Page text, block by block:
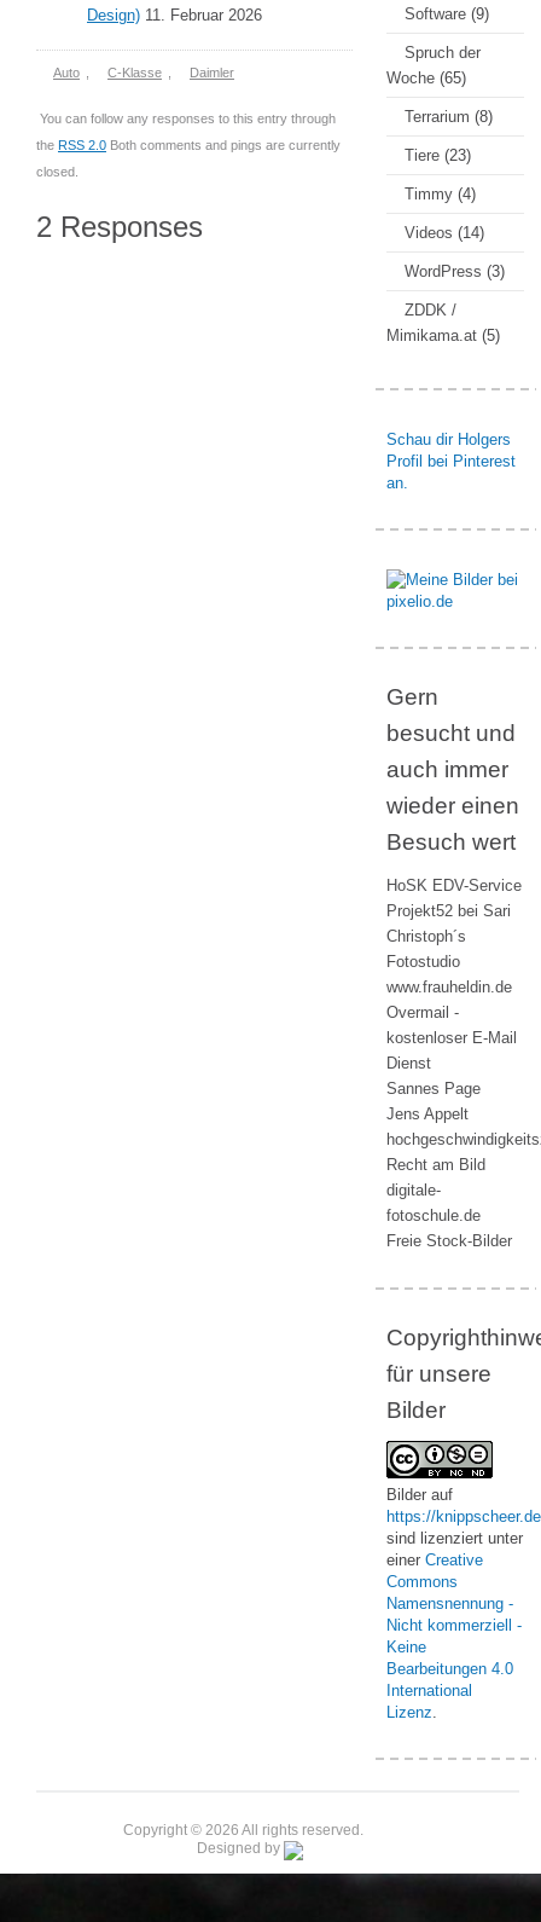
Design) 11. Februar 2026
Auto C-Klasse Daimler
You can follow any responses to this entry through
the RSS 2.0 Both comments and pings are currently
closed.
2 Responses
Software (9)
Spruch der
Woche (65)
Terrarium (8)
Tiere (23)
Timmy (4)
Videos (14)
WordPress (3)
ZDDK /
Mimikama.at (5)
Schau dir Holgers
Profil bei Pinterest
an.
Gern
besucht und
auch immer
wieder einen
Besuch wert
HoSK EDV-Service
Projekt52 bei Sari
Christoph´s
Fotostudio
www.frauheldin.de
Overmail -
kostenloser E-Mail
Dienst
Sannes Page
Jens Appelt
Recht am Bild
digitale-
fotoschule.de
Freie Stock-Bilder
für unsere
Bilder
Bilder auf
https://knippscheer.de
sind lizenziert unter
einer Creative
Commons
Namensnennung -
Nicht kommerziell -
Keine
Bearbeitungen 4.0
International
Lizenz.
Copyright © 2026 All rights reserved.
Designed by